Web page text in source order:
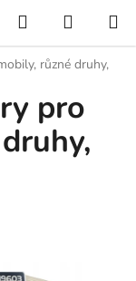
Hledat
KOŠÍK
různé druhy,
pro